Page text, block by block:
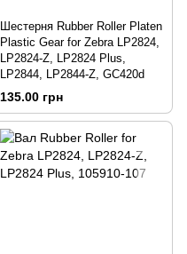
Шестерня Rubber Roller Platen
Plastic Gear for Zebra LP2824,
LP2824-Z, LP2824 Plus,
LP2844, LP2844-Z, GC420d
135.00 грн